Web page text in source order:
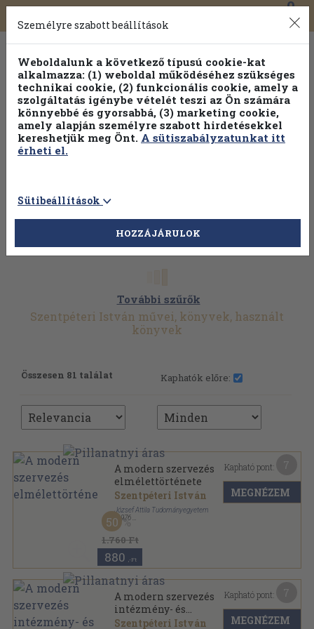
Toggle
navigation
0
Válogasson több mint 30 000 kötet közül
Hobbi témakörökben20% kedvezménnyel!
További szűrők
Szentpéteri István művei, könyvek, használt
könyvek
Összesen 81 találat Kaphatók előre:
A modern szervezés
elmélettörténete
Szentpéteri István
József Attila Tudományegyetem
, 1976
Ragasztott papírkötés
1.760 Ft
50
880 ,-Ft
Kapható pont:
MEGNÉZEM
A modern szervezés
intézmény- és
elmélettörténete
Szentpéteri István
Kapható pont:
MEGNÉZEM
Személyre szabott beállítások
Weboldalunk a következő típusú cookie-kat
alkalmazza: (1) weboldal működéséhez szükséges
technikai cookie, (2) funkcionális cookie, amely a
szolgáltatás igénybe vételét teszi az Ön számára
könnyebbé és gyorsabbá, (3) marketing cookie,
amely alapján személyre szabott hirdetésekkel
kereshetjük meg Önt. A sütiszabályzatunkat itt
érheti el.
Sütibeállítások
HOZZÁJÁRULOK